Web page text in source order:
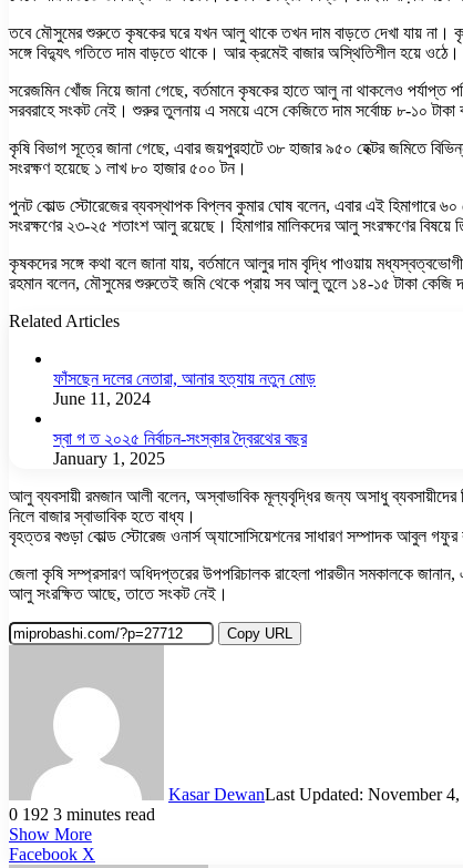
তবে মৌসুমের শুরুতে কৃষকের ঘরে যখন আলু থাকে তখন দাম বাড়তে দেখা যায় না।
সঙ্গে বিদ্যুৎ গতিতে দাম বাড়তে থাকে। আর ক্রমেই বাজার অস্থিতিশীল হয়ে ওঠে।
সরেজমিন খোঁজ নিয়ে জানা গেছে, বর্তমানে কৃষকের হাতে আলু না থাকলেও পর্যাপ্ত
সরবরাহে সংকট নেই। শুরুর তুলনায় এ সময়ে এসে কেজিতে দাম সর্বোচ্চ ৮-১০
কৃষি বিভাগ সূত্রে জানা গেছে, এবার জয়পুরহাটে ৩৮ হাজার ৯৫০ হেক্টর জমিতে
সংরক্ষণ হয়েছে ১ লাখ ৮০ হাজার ৫০০ টন।
পুনট কোল্ড স্টোরেজের ব্যবস্থাপক বিপ্লব কুমার ঘোষ বলেন, এবার এই
সংরক্ষণের ২৩-২৫ শতাংশ আলু রয়েছে। হিমাগার মালিকদের আলু সংরক্ষণের বিষয়ে
কৃষকদের সঙ্গে কথা বলে জানা যায়, বর্তমানে আলুর দাম বৃদ্ধি পাওয়ায়
রহমান বলেন, মৌসুমের শুরুতেই জমি থেকে প্রায় সব আলু তুলে ১৪-১৫ টাকা কেজি
Related Articles
ফাঁসছেন দলের নেতারা, আনার হত্যায় নতুন মোড়
June 11, 2024
স্বা গ ত ২০২৫ নির্বাচন-সংস্কার দ্বৈরথের বছর
January 1, 2025
আলু ব্যবসায়ী রমজান আলী বলেন, অস্বাভাবিক মূল্যবৃদ্ধির জন্য অসাধু ব্যবসায়ীদের
নিলে বাজার স্বাভাবিক হতে বাধ্য।
বৃহত্তর বগুড়া কোল্ড স্টোরেজ ওনার্স অ্যাসোসিয়েশনের সাধারণ সম্পাদক আবুল
জেলা কৃষি সম্প্রসারণ অধিদপ্তরের উপপরিচালক রাহেলা পারভীন সমকালকে
আলু সংরক্ষিত আছে, তাতে সংকট নেই।
Copy URL
Kasar DewanLast Updated: November
0 192 3 minutes read
Show More
Facebook X